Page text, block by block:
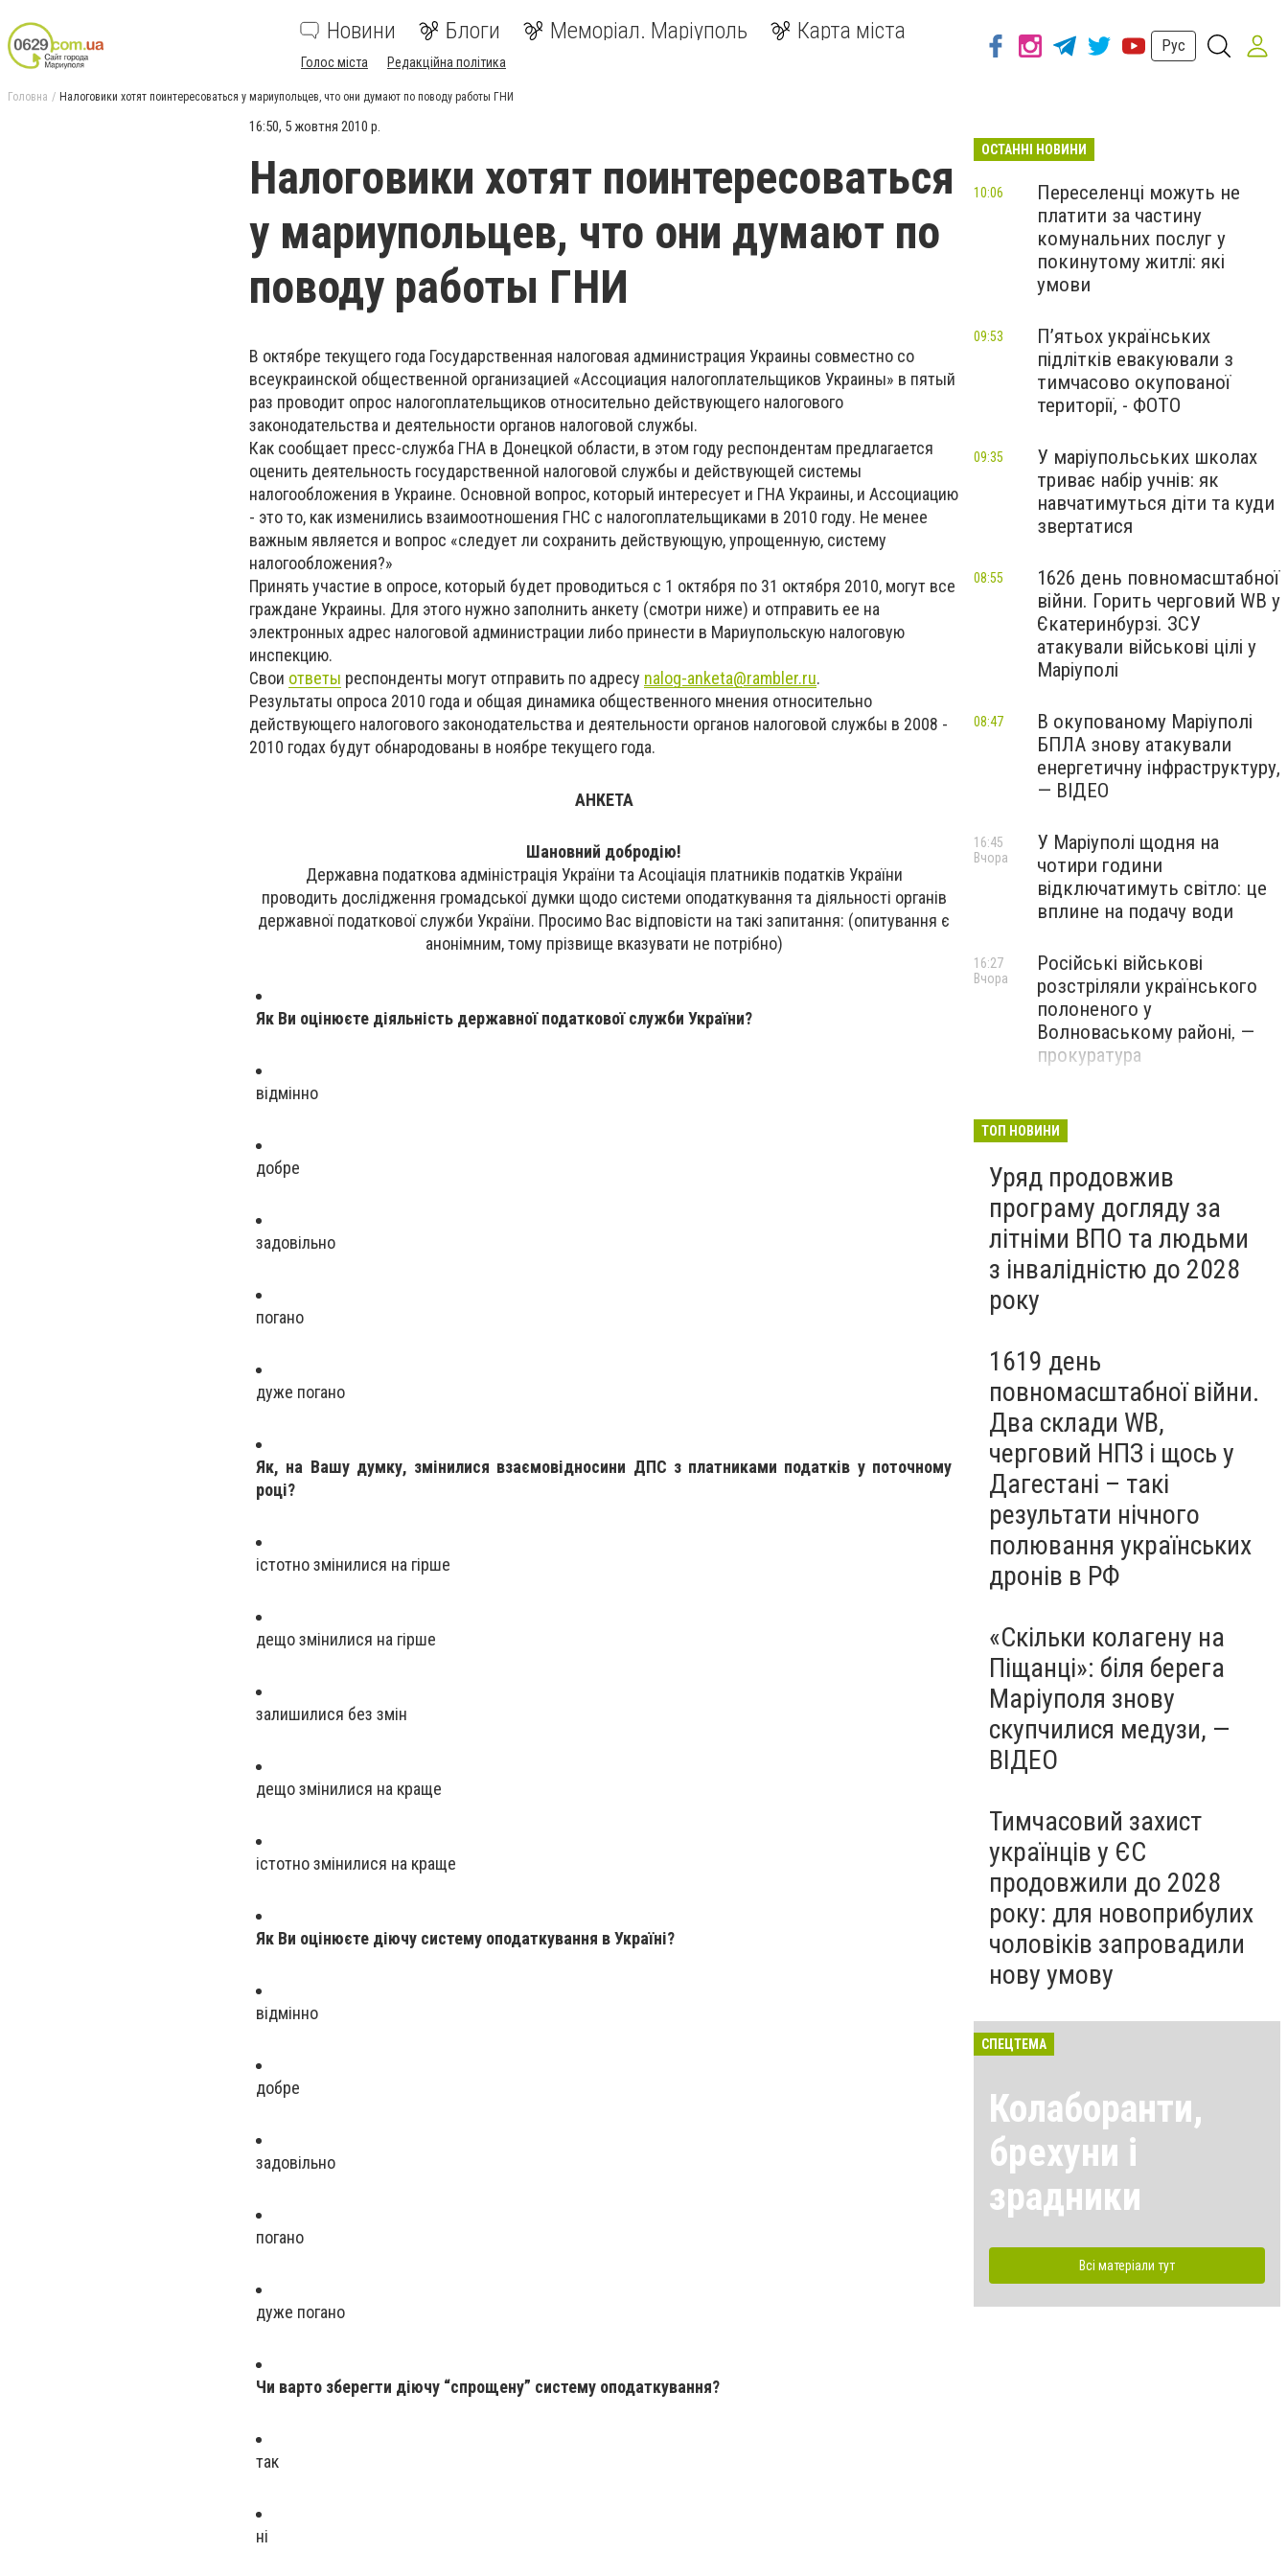
Новини Блоги Меморіал. Маріуполь Карта міста
Голос міста Редакційна політика
Рус
Головна Налоговики хотят поинтересоваться у мариупольцев, что они думают по поводу работы ГНИ
16:50, 5 жовтня 2010 р.
Налоговики хотят поинтересоваться
у мариупольцев, что они думают по
поводу работы ГНИ
В октябре текущего года Государственная налоговая администрация Украины совместно со
всеукраинской общественной организацией «Ассоциация налогоплательщиков Украины» в пятый
раз проводит опрос налогоплательщиков относительно действующего налогового
законодательства и деятельности органов налоговой службы.
Как сообщает пресс-служба ГНА в Донецкой области, в этом году респондентам предлагается
оценить деятельность государственной налоговой службы и действующей системы
налогообложения в Украине. Основной вопрос, который интересует и ГНА Украины, и Ассоциацию
- это то, как изменились взаимоотношения ГНС с налогоплательщиками в 2010 году. Не менее
важным является и вопрос «следует ли сохранить действующую, упрощенную, систему
налогообложения?»
Принять участие в опросе, который будет проводиться с 1 октября по 31 октября 2010, могут все
граждане Украины. Для этого нужно заполнить анкету (смотри ниже) и отправить ее на
электронных адрес налоговой администрации либо принести в Мариупольскую налоговую
инспекцию.
Свои ответы респонденты могут отправить по адресу nalog-anketa@rambler.ru.
Результаты опроса 2010 года и общая динамика общественного мнения относительно
действующего налогового законодательства и деятельности органов налоговой службы в 2008 -
2010 годах будут обнародованы в ноябре текущего года.
АНКЕТА
Шановний добродію!
Державна податкова адміністрація України та Асоціація платників податків України
проводить дослідження громадської думки щодо системи оподаткування та діяльності органів
державної податкової служби України. Просимо Вас відповісти на такі запитання: (опитування є
анонімним, тому прізвище вказувати не потрібно)
Як Ви оцінюєте діяльність державної податкової служби України?
відмінно
добре
задовільно
погано
дуже погано
Як, на Вашу думку, змінилися взаємовідносини ДПС з платниками податків у поточному
році?
істотно змінилися на гірше
дещо змінилися на гірше
залишилися без змін
дещо змінилися на краще
істотно змінилися на краще
Як Ви оцінюєте діючу систему оподаткування в Україні?
відмінно
добре
задовільно
погано
дуже погано
Чи варто зберегти діючу “спрощену” систему оподаткування?
так
ні
ОСТАННІ НОВИНИ
Переселенці можуть не
платити за частину
комунальних послуг у
покинутому житлі: які
умови
10:06
П’ятьох українських
підлітків евакуювали з
тимчасово окупованої
території, - ФОТО
09:53
У маріупольських школах
триває набір учнів: як
навчатимуться діти та куди
звертатися
09:35
1626 день повномасштабної
війни. Горить черговий WB у
Єкатеринбурзі. ЗСУ
атакували військові цілі у
Маріуполі
08:55
В окупованому Маріуполі
БПЛА знову атакували
енергетичну інфраструктуру,
— ВІДЕО
08:47
У Маріуполі щодня на
чотири години
відключатимуть світло: це
вплине на подачу води
16:45
Вчора
Російські військові
розстріляли українського
полоненого у
Волноваському районі, —
прокуратура
16:27
Вчора
адміністрація оскаржує
судами право власності на
житло
Вчора
ТОП НОВИНИ
Уряд продовжив
програму догляду за
літніми ВПО та людьми
з інвалідністю до 2028
року
1619 день
повномасштабної війни.
Два склади WB,
черговий НПЗ і щось у
Дагестані – такі
результати нічного
полювання українських
дронів в РФ
«Скільки колагену на
Піщанці»: біля берега
Маріуполя знову
скупчилися медузи, —
ВІДЕО
Тимчасовий захист
українців у ЄС
продовжили до 2028
року: для новоприбулих
чоловіків запровадили
нову умову
СПЕЦТЕМА
Колаборанти,
брехуни і
зрадники
Всі матеріали тут